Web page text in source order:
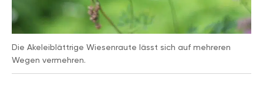
Die Akeleiblättrige Wiesenraute lässt sich auf mehreren
Wegen vermehren.